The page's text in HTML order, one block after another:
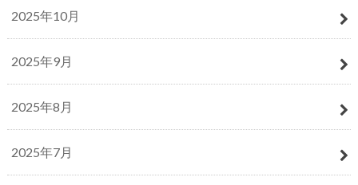
2025年10月
2025年9月
2025年8月
2025年7月